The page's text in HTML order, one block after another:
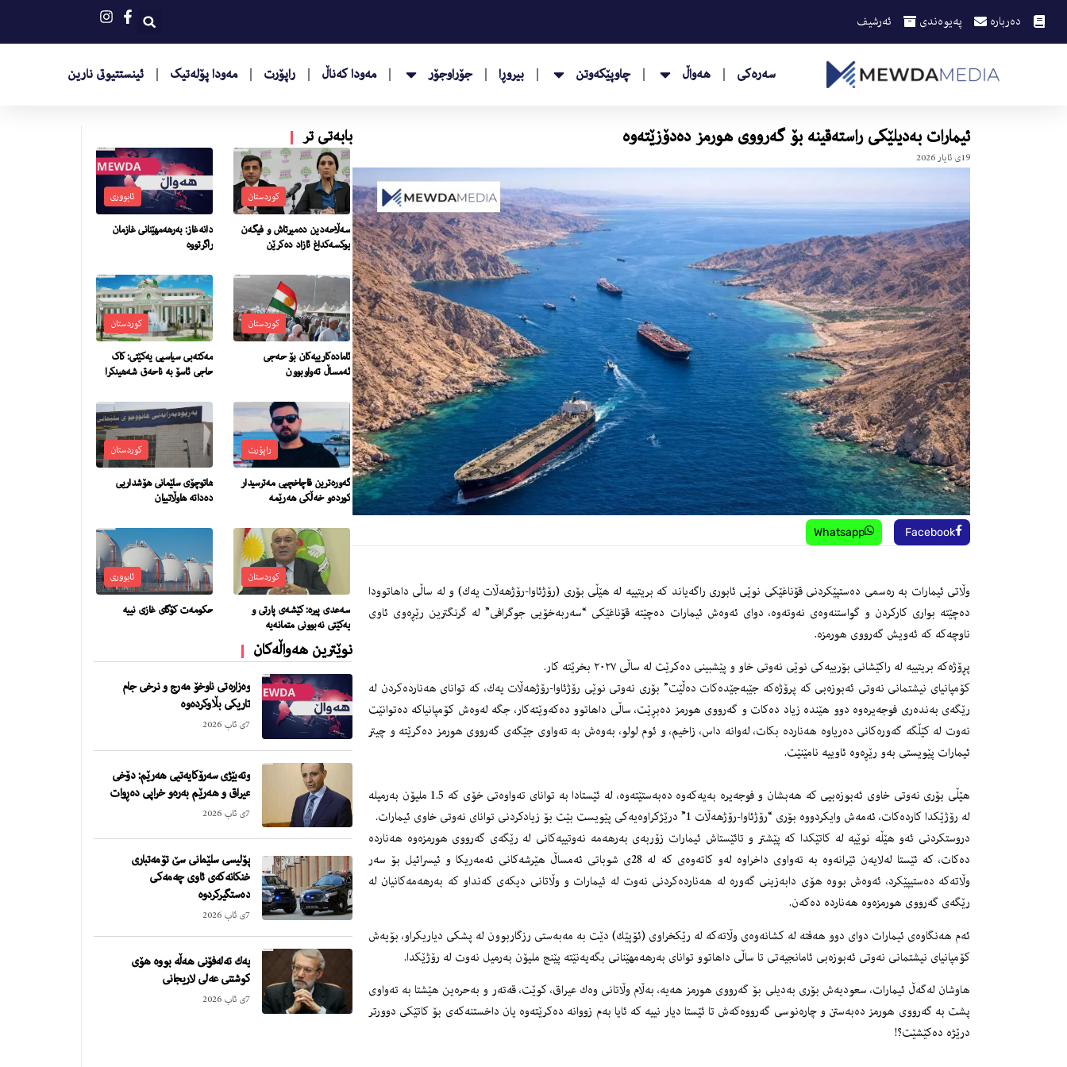
دەربارە پەیوەندی ئەرشیف
سەرەکی هەواڵ چاوپێکەوتن بیروڕا جۆراوجۆر مەودا کەناڵ راپۆرت مەودا پۆلەتیک ئینستتیوتى نارین
ئیمارات بەدیلێكی راستەقینە بۆ گەرووی هورمز دەدۆزێتەوە
19ی ئایار 2026
Facebook
Whatsapp
وڵاتی ئیمارات بە رەسمی دەستپێكردنی قۆناغێكی نوێی ئابوری راگەیاند كە بریتییە لە هێڵی بۆری (رۆژئاوا-رۆژهەڵات یەك) و لە ساڵی داهاتوودا
دەچێتە بواری كاركردن و گواستنەوەی نەوتەوە، دوای ئەوەش ئیمارات دەچێتە قۆناغێكی “سەربەخۆیی جوگرافی” لە گرنگترین رێڕەوی ئاوی
ناوچەكە كە ئەویش گەرووی هورمزە.
پڕۆژەكە بریتییە لە راكێشانی بۆرییەكی نوێی نەوتی خاو و پێشبینی دەكرێت لە ساڵی ٢٠٢٧ بخرێتە كار.
كۆمپانیای نیشتمانی نەوتی ئەبوزەبی كە پرۆژەكە جێبەجێدەكات دەڵێت” بۆری نەوتی نوێی رۆژئاوا-رۆژهەڵات یەك، كە توانای هەناردەكردن لە
رێگەی بەندەری فوجەیرەوە دوو هێندە زیاد دەكات و گەرووی هورمز دەبڕێت، ساڵی داهاتوو دەكەوێتەكار، جگە لەوەش كۆمپانیاكە دەتوانێت
نەوت لە كێڵگە گەورەكانی دەریاوە هەناردە بكات، لەوانە داس، زاخیم، و ئوم لولو، بەوەش بە تەواوی جێگەی گەرووی هورمز دەگرێتە و چیتر
ئیمارات پێویستی بەو رێڕەوە ئاوییە نامێنێت.
هێڵی بۆری نەوتی خاوی ئەبوزەبیی كە هەبشان و فوجەیرە بەیەكەوە دەبەستێتەوە، لە ئێستادا بە توانای تەواوەتی خۆی كە 1.5 ملیۆن بەرمیلە
لە رۆژێكدا كاردەكات، ئەمەش وایكردووە بۆری “رۆژئاوا-رۆژهەڵات 1” درێژكراوەیەكی پێویست بێت بۆ زیادكردنی توانای نەوتی خاوی ئیمارات.
دروستكردنی ئەو هێڵە نوێیە لە كاتێكدا كە پێشتر و تائێستاش ئیمارات زۆربەی بەرهەمە نەوتییەكانی لە رێگەی گەرووی هورمزەوە هەناردە
دەكات، كە ئێستا لەلایەن ئێرانەوە بە تەواوی داخراوە لەو كاتەوەی كە لە 28ی شوباتی ئەمساڵ هێرشەكانی ئەمەریكا و ئیسرائیل بۆ سەر
وڵاتەكە دەستیپێكرد، ئەوەش بووە هۆی دابەزینی گەورە لە هەناردەكردنی نەوت لە ئیمارات و وڵاتانی دیكەی كەنداو كە بەرهەمەكانیان لە
رێگەی گەرووی هورمزەوە هەناردە دەكەن.
ئەم هەنگاوەی ئیمارات دوای دوو هەفتە لە كشانەوەی وڵاتەكە لە رێكخراوی (ئۆپێك) دێت بە مەبەستی رزگاربوون لە پشكی دیاریكراو، بۆیەش
كۆمپانیای نیشتمانی نەوتی ئەبوزەبی ئامانجیەتی تا ساڵی داهاتوو توانای بەرهەمهێنانی بگەیەنێتە پێنج ملیۆن بەرمیل نەوت لە رۆژێكدا.
هاوشان لەگەڵ ئیمارات، سعودیەش بۆری بەدیلی بۆ گەرووی هورمز هەیە، بەڵام وڵاتانی وەك عیراق، كوێت، قەتەر و بەحرەین هێشتا بە تەواوی
پشت بە گەرووی هورمز دەبەستن و چارەنوسی گەرووەكەش تا ئێستا دیار نییە كە ئایا بەم زووانە دەكرێتەوە یان داخستنەكەی بۆ كاتێكی دوورتر
درێژە دەكێشێت؟!
بابەتی تر
کوردستان
سەڵاحەدین دەمیرتاش و فیگەن
یوکسەکداغ ئازاد دەکرێن
ئابووری
دانه‌غاز: به‌رهه‌مهێنانى غازمان
راگرتووه‌
کوردستان
ئامادەکارییەکان بۆ حەجی
ئەمساڵ تەواوبوون
کوردستان
مەکتەبی سیاسیی یەکێتی: کاک
حاجی ئاسۆ بە ناحەق شەهیدکرا
راپۆرت
گه‌وره‌ترین قاچاخچیی مه‌ترسیدار
كورده‌و خه‌ڵكى هه‌رێمه‌
کوردستان
هاتوچۆی سلێمانی هۆشداریی
دەداتە هاوڵاتییان
کوردستان
سەعدی پیرە: کێشەی پارتی و
یەکێتی نەبوونی متمانەیە
ئابووری
حکومەت کۆگای غازی نییە
نوێترین هەواڵەکان
وەزارەتی ناوخۆ مەرج و نرخی جام
تاریکی بڵاوکردەوە
7ی ئاب 2026
وته‌بێژى سه‌رۆكایه‌تیى هه‌رێم: دۆخى
عیراق و هه‌رێم به‌ره‌و خراپى ده‌ڕوات
7ی ئاب 2026
پۆلیسى سلێمانى سێ تۆمه‌تبارى
خنكانه‌كه‌ى ئاوى چه‌مه‌كى
ده‌ستگیركردوه‌
7ی ئاب 2026
یه‌ك ته‌له‌فۆنى هه‌ڵه‌ بووه‌ هۆى
كوشتنى عه‌لى لاریجانى
7ی ئاب 2026